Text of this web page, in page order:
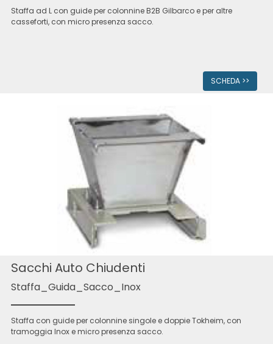
Staffa ad L con guide per colonnine B2B Gilbarco e per altre
casseforti, con micro presenza sacco.
SCHEDA >>
Sacchi Auto Chiudenti
Staffa_Guida_Sacco_Inox
Staffa con guide per colonnine singole e doppie Tokheim, con
tramoggia Inox e micro presenza sacco.